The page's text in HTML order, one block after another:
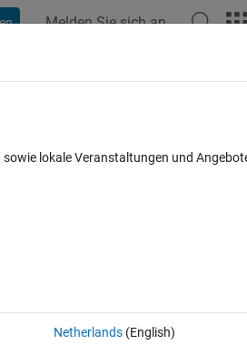
Melden Sie sich an
In MATLAB Online öffnen 0 Stimmen
lokale Veranstaltungen und
Netherlands(English)